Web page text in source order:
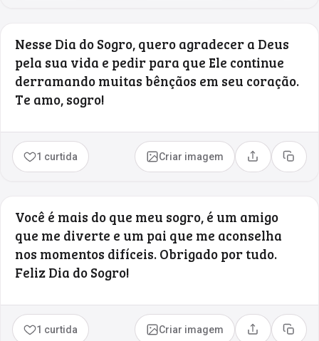
Nesse Dia do Sogro, quero agradecer a Deus
pela sua vida e pedir para que Ele continue
derramando muitas bênçãos em seu coração.
Te amo, sogro!
1 curtida Criar imagem Compartilhar
Copiar
Você é mais do que meu sogro, é um amigo
que me diverte e um pai que me aconselha
nos momentos difíceis. Obrigado por tudo.
Feliz Dia do Sogro!
1 curtida Criar imagem Compartilhar
Copiar